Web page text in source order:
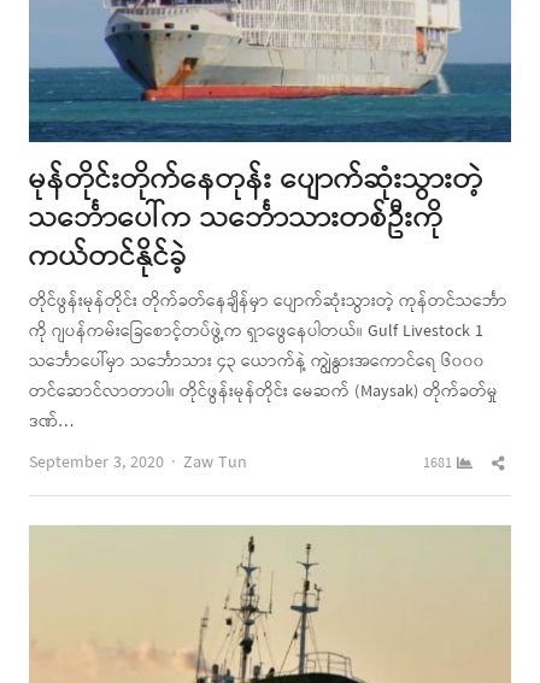
မုန်တိုင်းတိုက်နေတုန်း ပျောက်ဆုံးသွားတဲ့
သင်္ဘောပေါ်က သင်္ဘောသားတစ်ဦးကို
ကယ်တင်နိုင်ခဲ့
တိုင်ဖွန်းမုန်တိုင်း တိုက်ခတ်နေချိန်မှာ ပျောက်ဆုံးသွားတဲ့ ကုန်တင်သင်္ဘော
ကို ဂျပန်ကမ်းခြေစောင့်တပ်ဖွဲ့က ရှာဖွေနေပါတယ်။ Gulf Livestock 1
သင်္ဘောပေါ်မှာ သင်္ဘောသား ၄၃ ယောက်နဲ့ ကျွဲနွားအကောင်ရေ ၆၀၀၀
တင်ဆောင်လာတာပါ။ တိုင်ဖွန်းမုန်တိုင်း မေဆက် (Maysak) တိုက်ခတ်မှု
ဒဏ်…
September 3, 2020
Author
Zaw Tun 1681